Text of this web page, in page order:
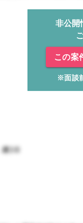
非公開
この案
※面談